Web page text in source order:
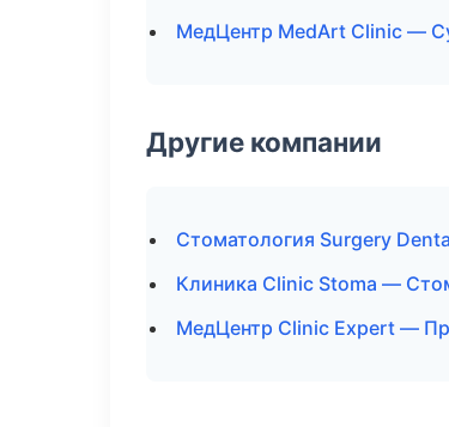
МедЦентр MedArt Clinic —
Другие компании
Стоматология Surgery
Клиника Clinic Stoma —
МедЦентр Clinic Expert —